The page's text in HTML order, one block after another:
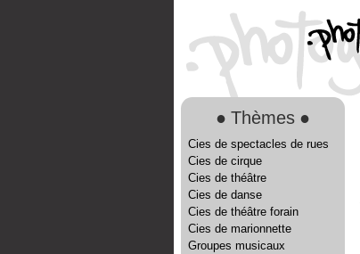
● Thèmes ●
Cies de spectacles de rues
Cies de cirque
Cies de théâtre
Cies de danse
Cies de théâtre forain
Cies de marionnette
Groupes musicaux